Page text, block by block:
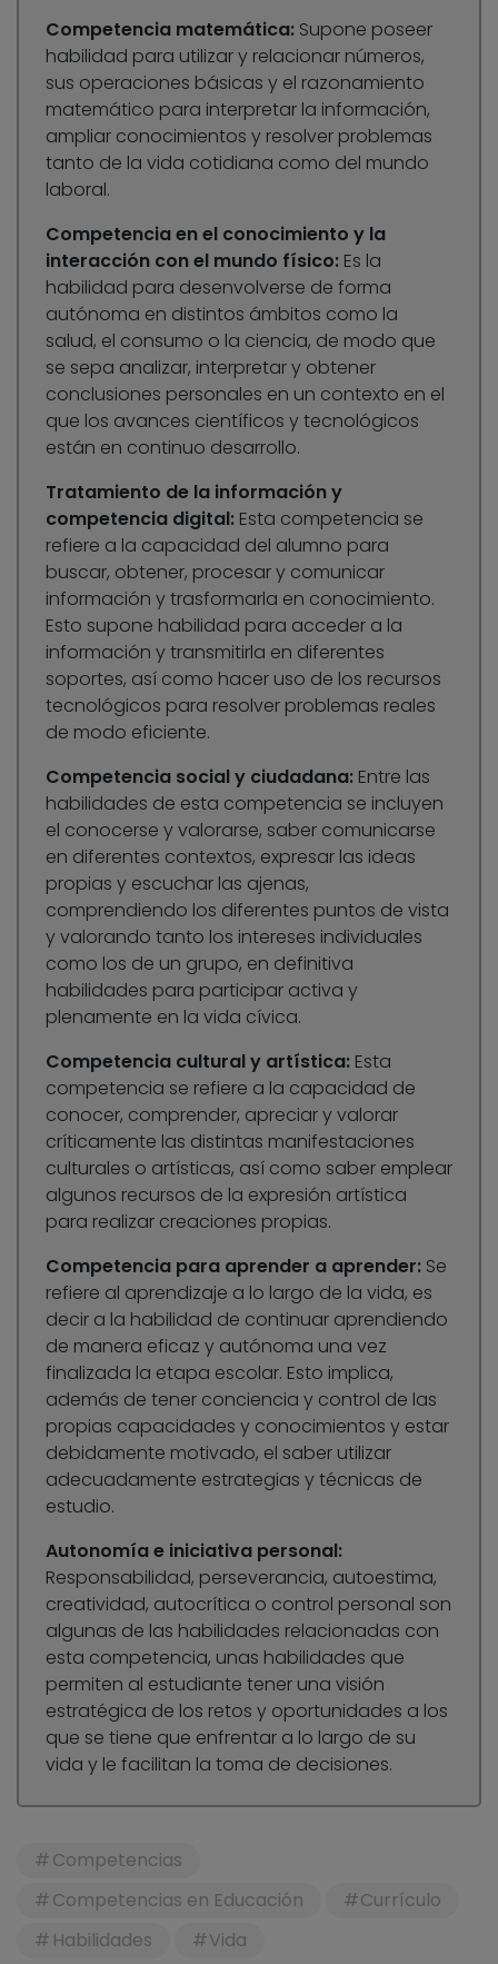
Competencia matemática: Supone poseer
habilidad para utilizar y relacionar números,
sus operaciones básicas y el razonamiento
matemático para interpretar la información,
ampliar conocimientos y resolver problemas
tanto de la vida cotidiana como del mundo
laboral.
Competencia en el conocimiento y la
interacción con el mundo físico: Es la
habilidad para desenvolverse de forma
autónoma en distintos ámbitos como la
salud, el consumo o la ciencia, de modo que
se sepa analizar, interpretar y obtener
conclusiones personales en un contexto en el
que los avances científicos y tecnológicos
están en continuo desarrollo.
Tratamiento de la información y
competencia digital: Esta competencia se
refiere a la capacidad del alumno para
buscar, obtener, procesar y comunicar
información y trasformarla en conocimiento.
Esto supone habilidad para acceder a la
información y transmitirla en diferentes
soportes, así como hacer uso de los recursos
tecnológicos para resolver problemas reales
de modo eficiente.
Competencia social y ciudadana: Entre las
habilidades de esta competencia se incluyen
el conocerse y valorarse, saber comunicarse
en diferentes contextos, expresar las ideas
propias y escuchar las ajenas,
comprendiendo los diferentes puntos de vista
y valorando tanto los intereses individuales
como los de un grupo, en definitiva
habilidades para participar activa y
plenamente en la vida cívica.
Competencia cultural y artística: Esta
competencia se refiere a la capacidad de
conocer, comprender, apreciar y valorar
críticamente las distintas manifestaciones
culturales o artísticas, así como saber emplear
algunos recursos de la expresión artística
para realizar creaciones propias.
Competencia para aprender a aprender: Se
refiere al aprendizaje a lo largo de la vida, es
decir a la habilidad de continuar aprendiendo
de manera eficaz y autónoma una vez
finalizada la etapa escolar. Esto implica,
además de tener conciencia y control de las
propias capacidades y conocimientos y estar
debidamente motivado, el saber utilizar
adecuadamente estrategias y técnicas de
estudio.
Autonomía e iniciativa personal:
Responsabilidad, perseverancia, autoestima,
creatividad, autocrítica o control personal son
algunas de las habilidades relacionadas con
esta competencia, unas habilidades que
permiten al estudiante tener una visión
estratégica de los retos y oportunidades a los
que se tiene que enfrentar a lo largo de su
vida y le facilitan la toma de decisiones.
Competencias
Competencias en Educación
Currículo
Habilidades
Vida